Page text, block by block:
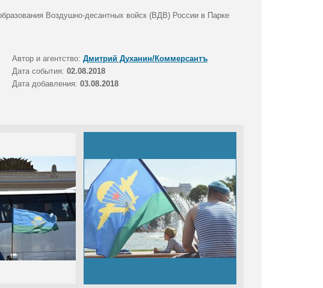
Воздушно-десантных войск (ВДВ) России в Парке
Автор и агентство: Дмитрий Духанин/Коммерсантъ
Дата события: 02.08.2018
Дата добавления: 03.08.2018